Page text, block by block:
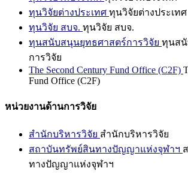
ทุนวิจัยต่างประเทศ ทุนวิจัยต่างประเทศ
ทุนวิจัย สบจ. ทุนวิจัย สบจ.
ทุนสนับสนุนยุทธศาสตร์การวิจัย ทุนสนั
การวิจัย
The Second Century Fund Office (C2F)
Fund Office (C2F)
หน่วยงานด้านการวิจัย
สำนักบริหารวิจัย สำนักบริหารวิจัย
สถาบันทรัพย์สินทางปัญญาแห่งจุฬาฯ
ทางปัญญาแห่งจุฬาฯ